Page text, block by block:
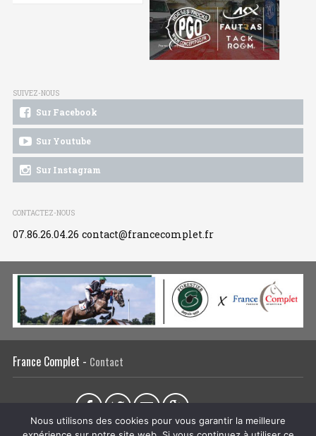
SUIVEZ-NOUS
Sur Facebook
Sur Youtube
Sur Instagram
CONTACTEZ-NOUS
07.86.26.04.26 contact@francecomplet.fr
France Complet - Contact
Nous utilisons des cookies pour vous garantir la meilleure